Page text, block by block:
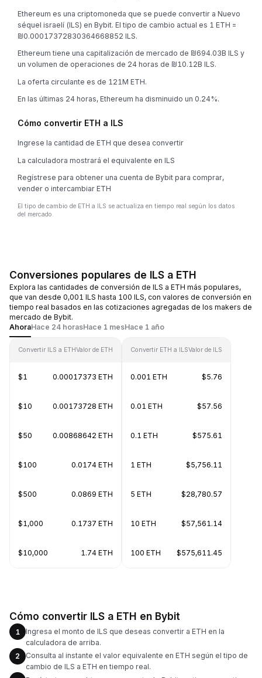
Ethereum es una criptomoneda que se puede convertir a Nuevo
séquel israelí (ILS) en Bybit. El tipo de cambio actual es 1 ETH =
₪0.00017372830364668852 ILS.
Ethereum tiene una capitalización de mercado de ₪694.03B ILS y
un volumen de operaciones de 24 horas de ₪10.12B ILS.
La oferta circulante es de 121M ETH.
En las últimas 24 horas, Ethereum ha disminuido un 0.24%.
Cómo convertir ETH a ILS
Ingrese la cantidad de ETH que desea convertir
La calculadora mostrará el equivalente en ILS
Regístrese para obtener una cuenta de Bybit para comprar,
vender o intercambiar ETH
El tipo de cambio de ETH a ILS se actualiza en tiempo real según los datos
del mercado.
Conversiones populares de ILS a ETH
Explora las cantidades de conversión de ILS a ETH más populares,
que van desde 0,001 ILS hasta 100 ILS, con valores de conversión en
tiempo real basados en las cotizaciones agregadas de los makers de
mercado de Bybit.
AhoraHace 24 horasHace 1 mesHace 1 año
Convertir ILS a ETHValor de ETH
$1 0.00017373 ETH
$10 0.00173728 ETH
$50 0.00868642 ETH
$100 0.0174 ETH
$500 0.0869 ETH
$1,000 0.1737 ETH
$10,000 1.74 ETH
Convertir ETH a ILSValor de ILS
0.001 ETH $5.76
0.01 ETH $57.56
0.1 ETH $575.61
1 ETH $5,756.11
5 ETH $28,780.57
10 ETH $57,561.14
100 ETH $575,611.45
Cómo convertir ILS a ETH en Bybit
1
Ingresa el monto de ILS que deseas convertir a ETH en la
calculadora de arriba.
2
Consulta al instante el valor equivalente en ETH según el tipo de
cambio de ILS a ETH en tiempo real.